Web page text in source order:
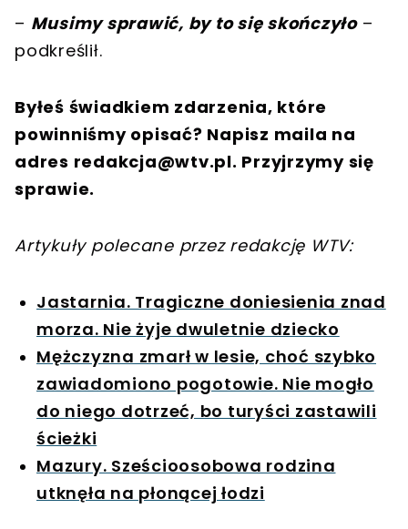
– Musimy sprawić, by to się skończyło–
podkreślił.
Byłeś świadkiem zdarzenia, które
powinniśmy opisać? Napisz maila na
adres redakcja@wtv.pl. Przyjrzymy się
sprawie.
Artykuły polecane przez redakcję WTV:
Jastarnia. Tragiczne doniesienia znad
morza. Nie żyje dwuletnie dziecko
Mężczyzna zmarł w lesie, choć szybko
zawiadomiono pogotowie. Nie mogło
do niego dotrzeć, bo turyści zastawili
ścieżki
Mazury. Sześcioosobowa rodzina
utknęła na płonącej łodzi